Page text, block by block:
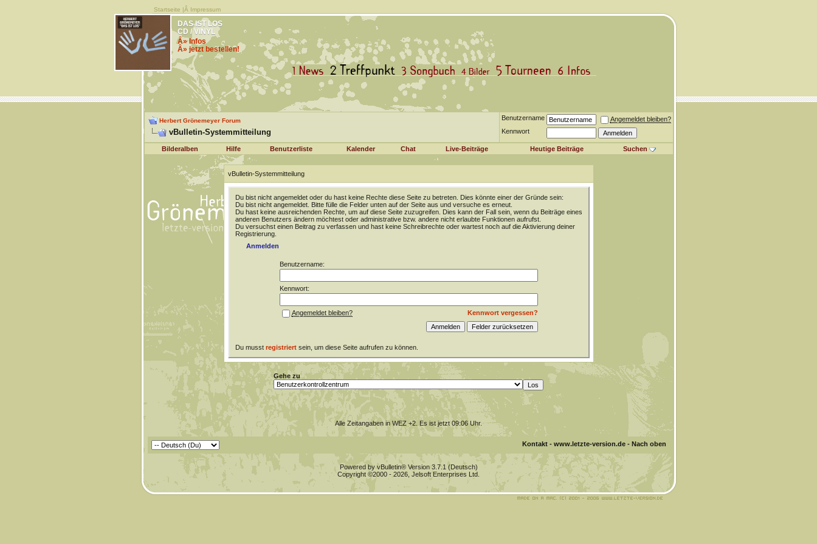
Startseite |Â Impressum
DAS IST LOS
CD / VINYL
Â» Infos
Â» jetzt bestellen!
Herbert Grönemeyer Forum
vBulletin-Systemmitteilung
Benutzername
Angemeldet bleiben?
Kennwort
Bilderalben Hilfe Benutzerliste Kalender Chat Live-Beiträge Heutige Beiträge Suchen
vBulletin-Systemmitteilung
Du bist nicht angemeldet oder du hast keine Rechte diese Seite zu betreten. Dies könnte einer der Gründe sein:
Du bist nicht angemeldet. Bitte fülle die Felder unten auf der Seite aus und versuche es erneut.
Du hast keine ausreichenden Rechte, um auf diese Seite zuzugreifen. Dies kann der Fall sein, wenn du Beiträge eines
anderen Benutzers ändern möchtest oder administrative bzw. andere nicht erlaubte Funktionen aufrufst.
Du versuchst einen Beitrag zu verfassen und hast keine Schreibrechte oder wartest noch auf die Aktivierung deiner
Registrierung.
Anmelden
Benutzername:
Kennwort:
Kennwort vergessen?
Angemeldet bleiben?
Du musst registriertsein, um diese Seite aufrufen zu können.
Gehe zu
Alle Zeitangaben in WEZ +2. Es ist jetzt09:06Uhr.
Kontakt- www.letzte-version.de- Nach oben
Powered by vBulletin® Version 3.7.1 (Deutsch)
Copyright ©2000 - 2026, Jelsoft Enterprises Ltd.